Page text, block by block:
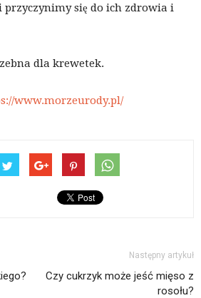
się do ich zdrowia i
dla krewetek.
www.morzeurody.pl/
Następny artykuł
Czy cukrzyk może jeść mięso z
rosołu?